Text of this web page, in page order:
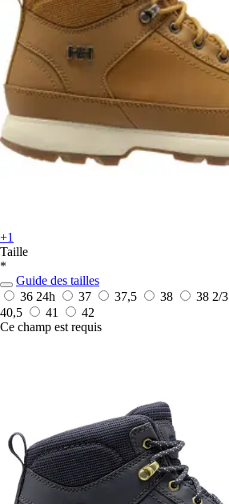
+1
Taille
*
Guide des tailles
36 24h 37 37,5 38 38 2/3
40,5
41
42
Ce champ est requis